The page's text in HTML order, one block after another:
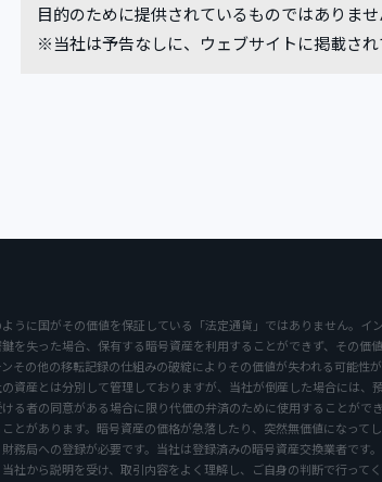
目的のために提供されているものではありませ
※当社は予告なしに、ウェブサイトに掲載され
うに国がその価値を保証している「法定通貨」ではありません。イ
を失った場合、保有する暗号資産を利用することができず、その価
その他の移転記録の仕組みの破綻によりその価値が失われる可能性が
資産とは分別して管理しておりますが、当社が倒産した場合には、
る者の同意がある場合に限り代価の弁済のために使用することができ
とがあります。暗号資産の価格が急落したり、突然無価値になって
務局への登録が必要です。当社は登録済みの暗号資産交換業者です。
社から説明を受け、取引内容をよく理解し、ご自身の判断で行ってく